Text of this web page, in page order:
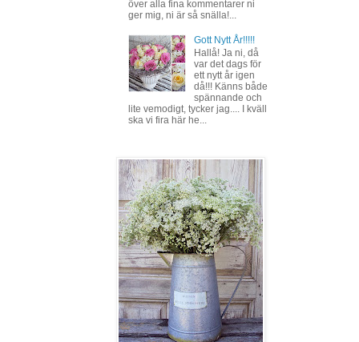
över alla fina kommentarer ni
ger mig, ni är så snälla!...
Gott Nytt År!!!!!
Hallå! Ja ni, då
var det dags för
ett nytt år igen
då!!! Känns både
spännande och
lite vemodigt, tycker jag.... I kväll
ska vi fira här he...